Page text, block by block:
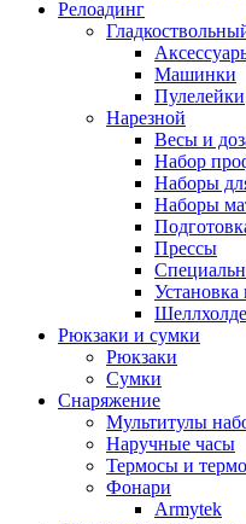
Релоадинг
Машинки
Пулелейки
Нарезной
Весы и
Набор
Наборы
Наборы
Прессы
Рюкзаки и сумки
Рюкзаки
Сумки
Снаряжение
Мультитулы
Наручные часы
Термосы и
Фонари
Armytek